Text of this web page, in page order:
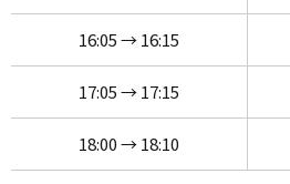
16:05 → 16:15
17:05 → 17:15
18:00 → 18:10